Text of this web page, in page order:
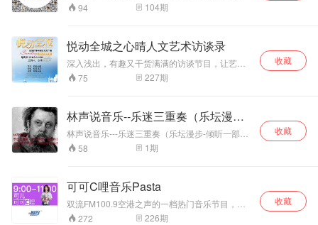
94
104期
悦动全城之心晴人文艺术访谈录
深入浅出，有趣又干货满满的访谈节目，让艺术
生活化，让生活艺术化
75 227期
收藏
林声说音乐--乐迷三重奏（乐坛漫步-
倾听一部伟大作品诞生不平凡的故
事；音乐家面面观-穆索尔斯基；乐
林声说音乐---乐迷三重奏（乐坛漫步-倾听一部伟
大作品诞生不平凡的故事；音乐家面面观-穆索尔
斯基；乐坛趣闻-音乐家的乐思）
58 1期
收藏
可可C哩音乐Pasta
双流FM100.9空港之声的一档热门音乐节目，播
出时间：工作日09:00-11:00。
272 226期
收藏